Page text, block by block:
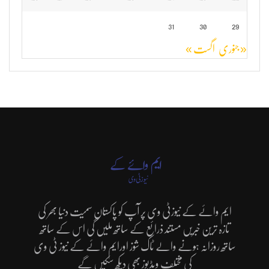
29
30
31
« جنوری اگست »
ایم وائے کے نیوزٹی وی پر آپ کو پاکستان سمیت دنیا بھر کی
تازہ ترین خبریں مستند ذرائع کے ساتھ ملیں گی اس کے ساتھ
ساتھ روزانہ ہونے والے ٹاک شوز اورایم وائے کے نیوز ٹی وی
کی مختلف ویڈیوز بھی دیکھ سکیں گے